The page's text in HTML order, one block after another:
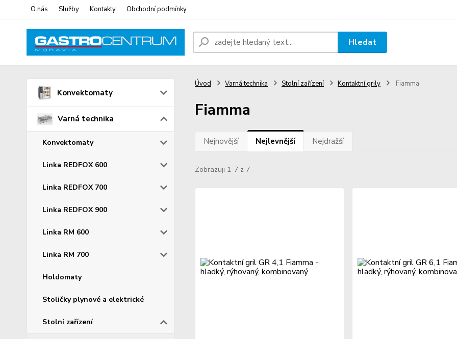
O nás Služby Kontakty Obchodní podmínky
Hledat
Konvektomaty
Varná technika
Konvektomaty
Linka REDFOX 600
Linka REDFOX 700
Linka REDFOX 900
Linka RM 600
Linka RM 700
Holdomaty
Stoličky plynové a elektrické
Stolní zařízení
Úvod Varná technika Stolní zařízení Kontaktní grily Fiamma
Fiamma
Nejnovější Nejlevnější Nejdražší
Zobrazuji 1-7 z 7